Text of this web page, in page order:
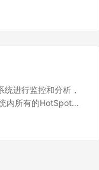
，也可使用“远程进
JDK命令行工具的
件的扩展，可用于显
法区及线程的信息
回收 在左侧
里。Java VisualVM
进行监控和分析，
内所有的HotSpot虚
用参数如下： -q：